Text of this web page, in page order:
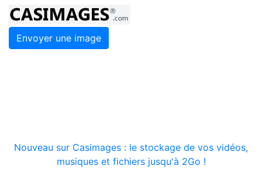
Envoyer une image
Nouveau sur Casimages : le stockage de vos vidéos,
musiques et fichiers jusqu'à 2Go !